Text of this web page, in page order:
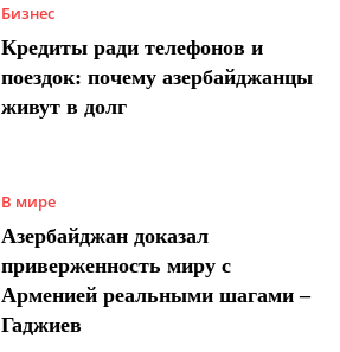
Бизнес
Кредиты ради телефонов и
поездок: почему азербайджанцы
живут в долг
В мире
Азербайджан доказал
приверженность миру с
Арменией реальными шагами –
Гаджиев